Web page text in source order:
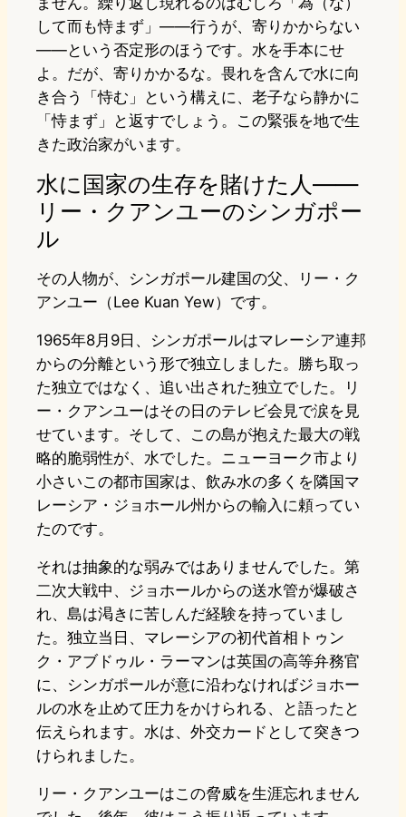
して而も恃まず」——行うが、寄りかからない
——という否定形のほうです。水を手本にせ
よ。だが、寄りかかるな。畏れを含んで水に向
き合う「恃む」という構えに、老子なら静かに
「恃まず」と返すでしょう。この緊張を地で生
きた政治家がいます。
水に国家の生存を賭けた人——
リー・クアンユーのシンガポー
ル
その人物が、シンガポール建国の父、リー・ク
アンユー（Lee Kuan Yew）です。
1965年8月9日、シンガポールはマレーシア連邦
からの分離という形で独立しました。勝ち取っ
た独立ではなく、追い出された独立でした。リ
ー・クアンユーはその日のテレビ会見で涙を見
せています。そして、この島が抱えた最大の戦
略的脆弱性が、水でした。ニューヨーク市より
小さいこの都市国家は、飲み水の多くを隣国マ
レーシア・ジョホール州からの輸入に頼ってい
たのです。
それは抽象的な弱みではありませんでした。第
二次大戦中、ジョホールからの送水管が爆破さ
れ、島は渇きに苦しんだ経験を持っていまし
た。独立当日、マレーシアの初代首相トゥン
ク・アブドゥル・ラーマンは英国の高等弁務官
に、シンガポールが意に沿わなければジョホー
ルの水を止めて圧力をかけられる、と語ったと
伝えられます。水は、外交カードとして突きつ
けられました。
リー・クアンユーはこの脅威を生涯忘れません